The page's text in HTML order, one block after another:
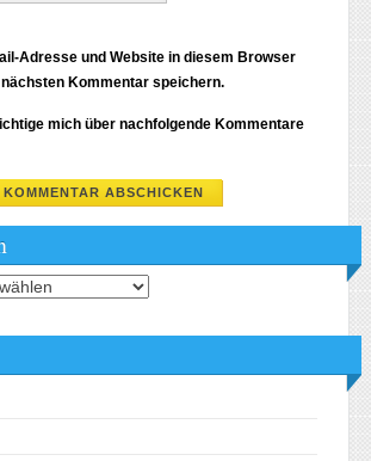
Adresse und Website in diesem Browser
Kommentar speichern.
mich über nachfolgende Kommentare